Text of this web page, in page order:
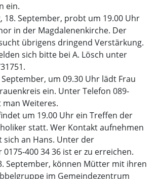
ein.
18. September, probt um 19.00 Uhr
in der Magdalenenkirche. Der
übrigens dringend Verstärkung.
sich bitte bei A. Lösch unter
um 09.30 Uhr lädt Frau
ein. Unter Telefon 089-
Weiteres.
um 19.00 Uhr ein Treffen der
statt. Wer Kontakt aufnehmen
sich an Hans. Unter der
400 34 36 ist er zu erreichen.
September, können Mütter mit ihren
im Gemeindezentrum